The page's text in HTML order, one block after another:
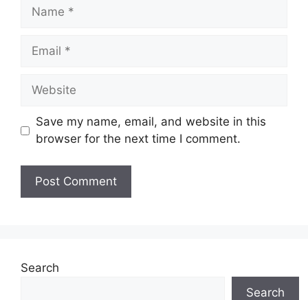
Save my name, email, and website in this
browser for the next time I comment.
Search
Search